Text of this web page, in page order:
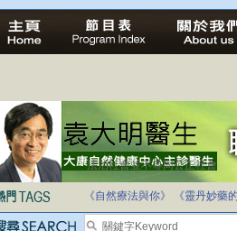
法治社會並不等同公正社會
自家教育合法化-推動多元化教
《自然療法與你》
《靈丹妙藥